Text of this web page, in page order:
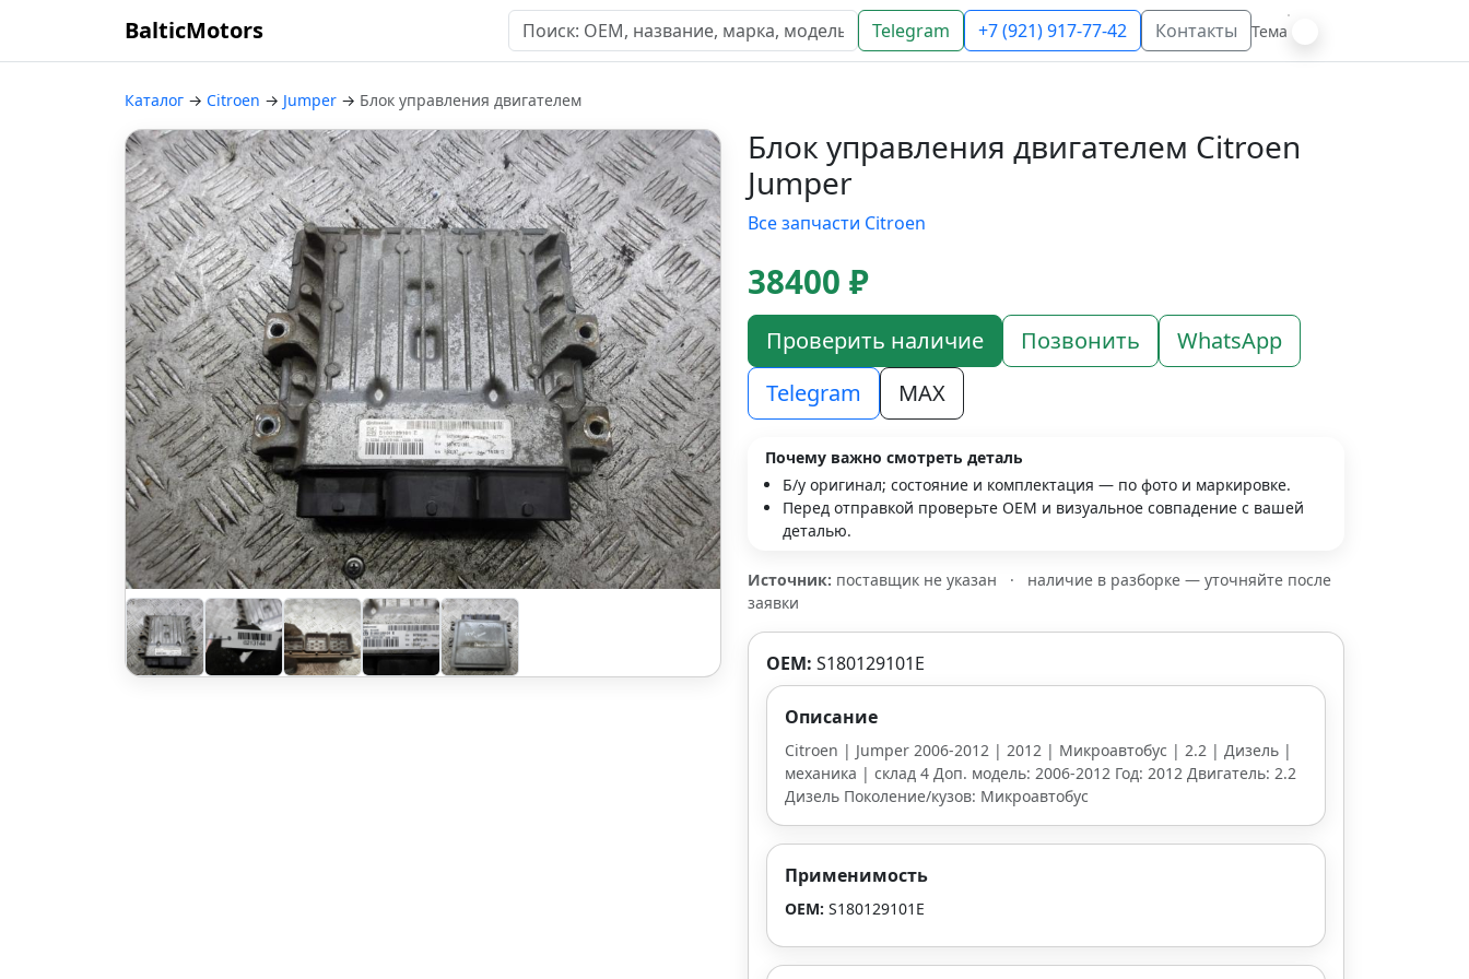
BalticMotors Telegram +7 (921) 917-77-42 Контакты Тема
Каталог → Citroen → Jumper → Блок управления двигателем
Блок управления двигателем Citroen
Jumper
Все запчасти Citroen
38400 ₽
Проверить наличие Позвонить
WhatsApp
Telegram
MAX
Почему важно смотреть деталь
Б/у оригинал; состояние и комплектация — по фото и маркировке.
Перед отправкой проверьте OEM и визуальное совпадение с вашей
деталью.
Источник: поставщик не указан ·
наличие в разборке — уточняйте после
заявки
OEM: S180129101E
Описание
Citroen | Jumper 2006-2012 | 2012 | Микроавтобус | 2.2 | Дизель |
механика | склад 4 Доп. модель: 2006-2012 Год: 2012 Двигатель: 2.2
Дизель Поколение/кузов: Микроавтобус
Применимость
OEM: S180129101E